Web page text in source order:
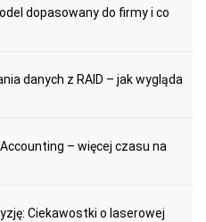
dopasowany do firmy i co
danych z RAID – jak wygląda
– więcej czasu na
Ciekawostki o laserowej